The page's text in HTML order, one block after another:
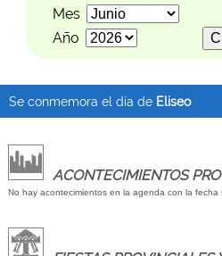
Mes
Año
Se conmemora el día de Eliseo
ACONTECIMIENTOS
No hay acontecimientos en la agenda con la fecha